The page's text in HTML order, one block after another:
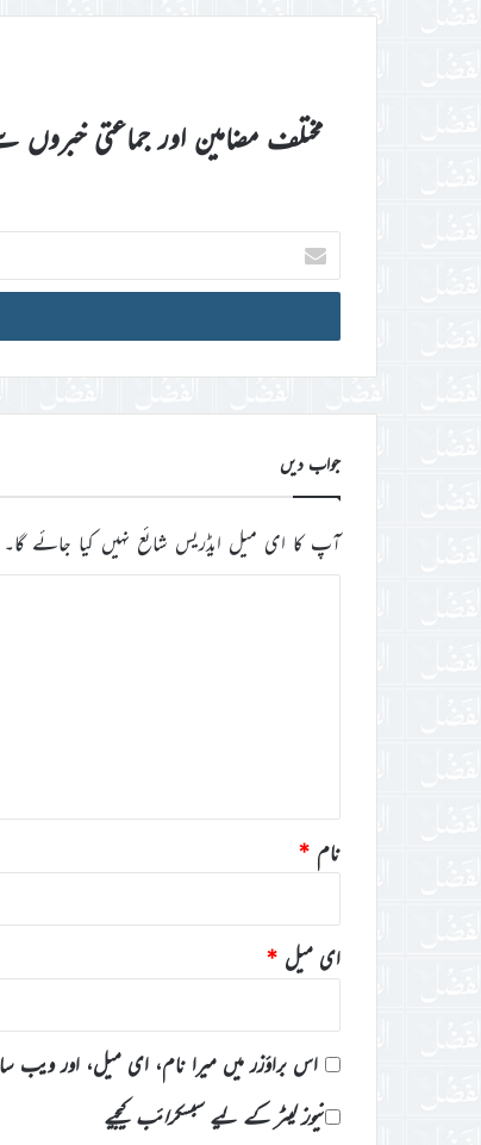
مختلف مضامین اور جماعتی
اپنا
ای
میل
ڈی
جواب دیں
آپ کا ای میل ایڈریس شائع نہیں کیا جائے گا۔
نام *
ای میل *
اس براؤزر میں میرا نام، ای میل، اور ویب
نیوز لیٹر کے لیے سبسکرائب کیجیے